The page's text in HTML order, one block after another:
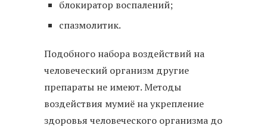
блокиратор воспалений;
спазмолитик.
Подобного набора воздействий на
человеческий организм другие
препараты не имеют. Методы
воздействия мумиё на укрепление
здоровья человеческого организма до